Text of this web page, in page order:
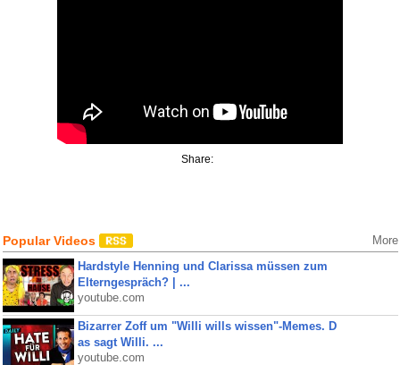
Share:
Popular Videos More
Hardstyle Henning und Clarissa müssen zum
Elterngespräch? | ...
youtube.com
Bizarrer Zoff um "Willi wills wissen"-Memes. D
as sagt Willi. ...
youtube.com